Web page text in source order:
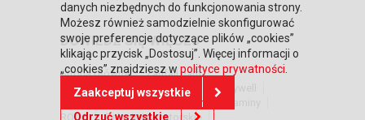
DOWIEDZ SIĘ WIĘCEJ
Strona główna
Zaufali nam
Warunki współpracy
Poznaj Honeywell
BLIKIEM na kasach POSNET
RODO
Relacje inwestorskie
danych niezbędnych do funkcjonowania strony.
Możesz również samodzielnie skonfigurować
swoje preferencje dotyczące plików „cookies”
klikając przycisk „Dostosuj”. Więcej informacji o
„cookies” znajdziesz w polityce prywatności
Zaakceptuj wszystkie
Odrzuć wszystkie